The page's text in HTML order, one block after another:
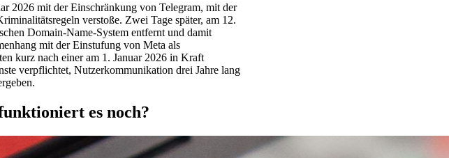
2026 mit der Einschränkung von Telegram, mit der
verstoße. Zwei Tage später, am 12.
Domain-Name-System entfernt und damit
mit der Einstufung von Meta als
kurz nach einer am 1. Januar 2026 in Kraft
verpflichtet, Nutzerkommunikation drei Jahre lang
es noch?